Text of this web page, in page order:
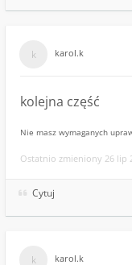
karol.k
kolejna część
Nie masz wymaganych
Ostatnio zmieniony 26 lip
Cytuj
karol.k